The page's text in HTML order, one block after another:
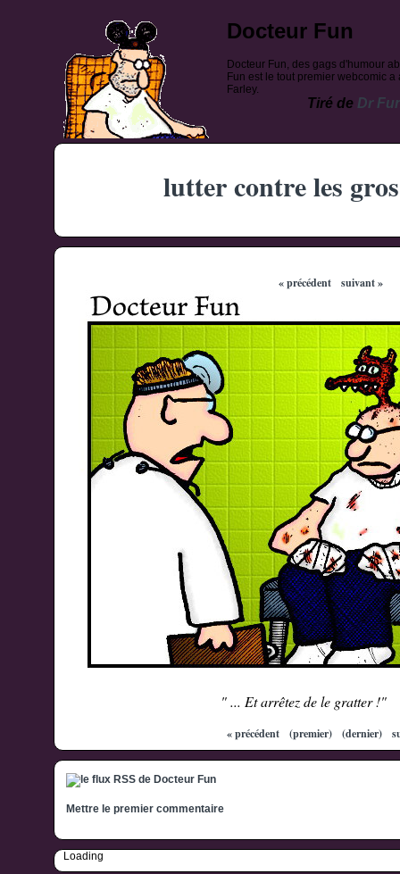
Docteur Fun
Docteur Fun, des gags d'humour
Fun est le tout premier webcomic
Farley.
Tiré de Dr
lutter contre les
« précédent suivant »
" ... Et arrêtez de le gratter !"
« précédent (premier) (dernier)
Mettre le premier commentaire
Loading